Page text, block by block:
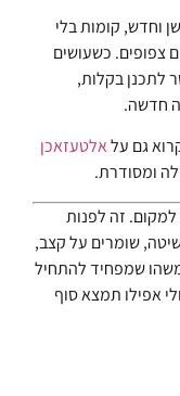
וחדש, קומות בלי
צפופים. כשעושים
לתכנן בקלות,
חדשה.
גם עלאלטעזאכן
ומסודרת.
למקום. זה לפנות
שומרים על קצב,
שמפחיד להתחיל
אפילו תמצא סוף